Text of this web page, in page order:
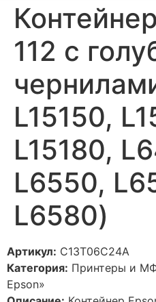
112 с
L15150,
L15180,
L6550,
L6580)
Артикул: C13T06C24A
Категория: Принтеры и
Epson»